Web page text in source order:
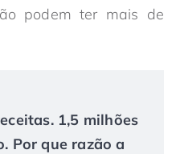
podem ter mais de
1,5 milhões
Por que razão a